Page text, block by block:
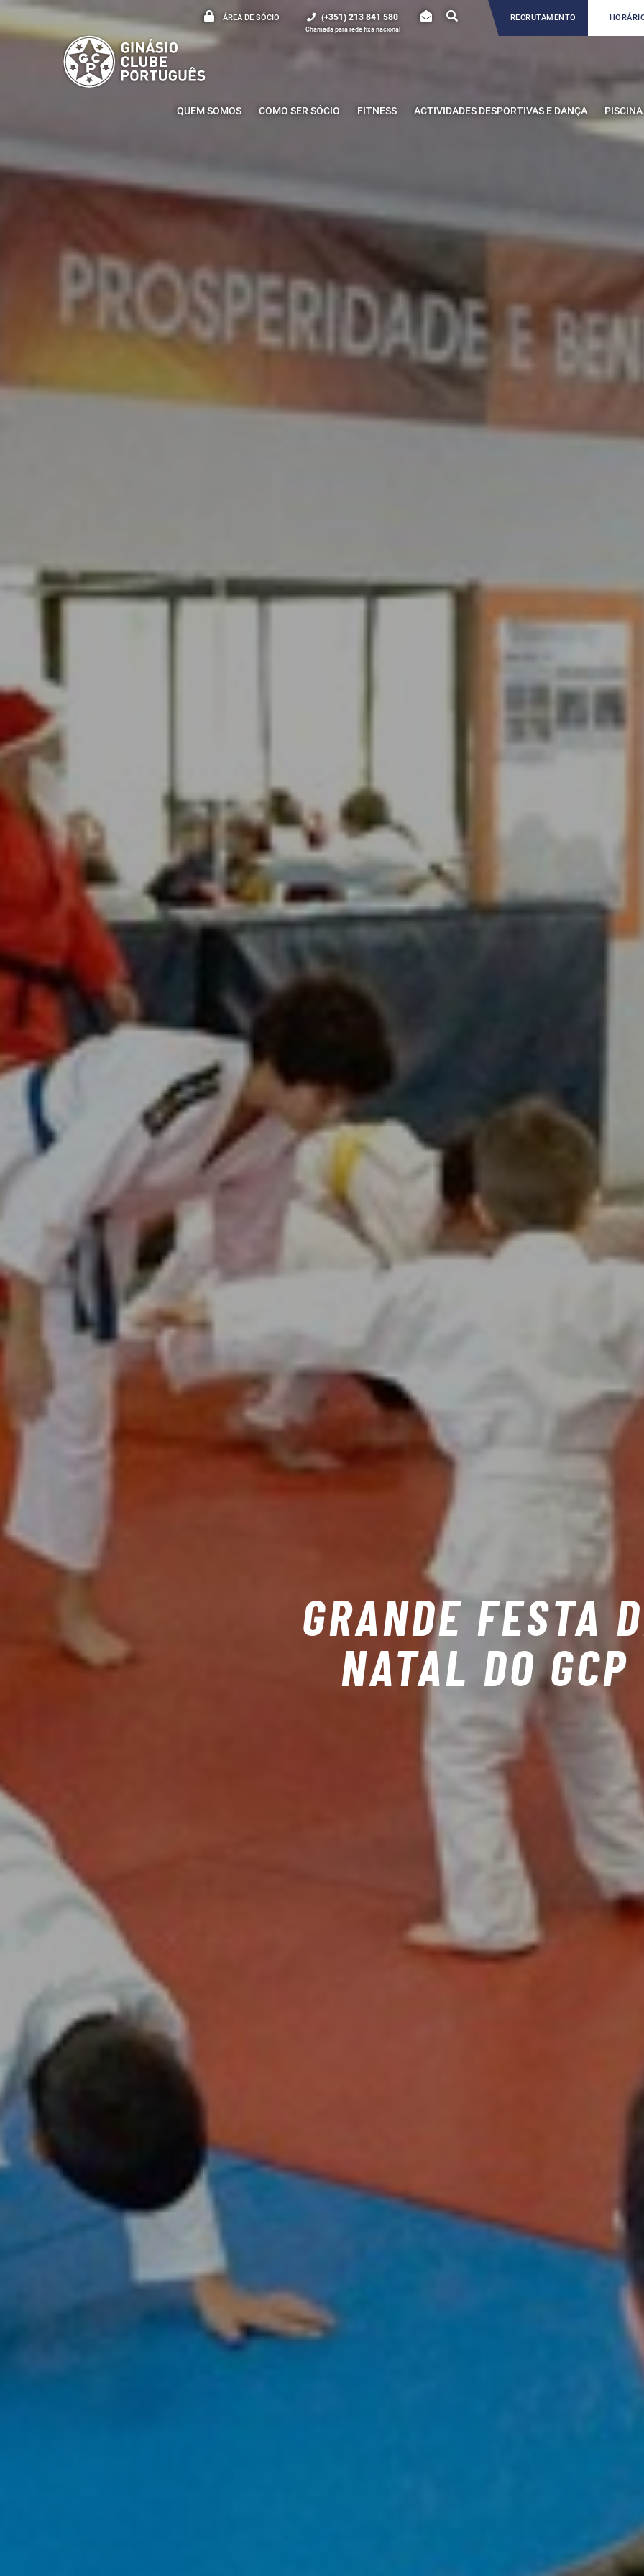
ÁREA DE SÓCIO (+351) 213 841 580
Chamada para rede fixa nacional
RECRUTAMENTO
QUEM SOMOS COMO SER SÓCIO FITNESS ACTIVIDADES DESPORTIVAS E DANÇA PISCINA
GRANDE FESTA
NATAL DO GCP